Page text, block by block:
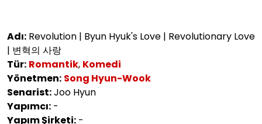
Adı: Revolution | Byun Hyuk's Love | Revolutionary Love
| 변혁의 사랑
Tür: Romantik, Komedi
Yönetmen: Song Hyun-Wook
Senarist:Joo Hyun
Yapımcı: -
Yapım Şirketi: -